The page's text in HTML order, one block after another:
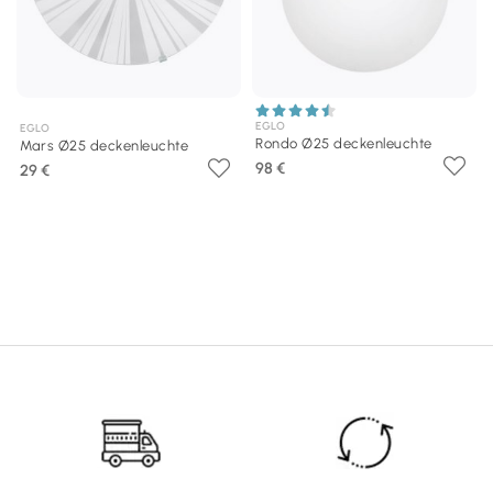
EGLO
Mars Ø25 deckenleuchte
29 €
EGLO
Rondo Ø25 deckenleuchte
98 €